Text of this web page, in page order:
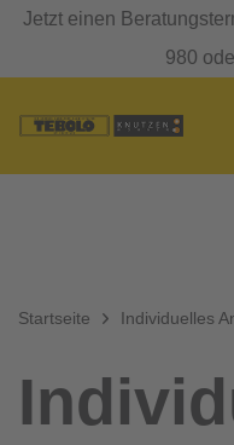
Jetzt einen
980
Startseite Individuelles